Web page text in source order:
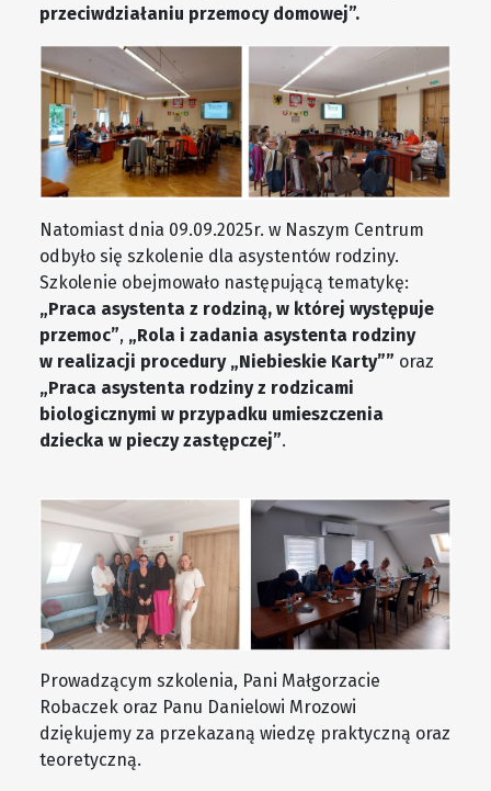
przeciwdziałaniu przemocy domowej”.
Natomiast dnia 09.09.2025r. w Naszym Centrum
odbyło się szkolenie dla asystentów rodziny.
Szkolenie obejmowało następującą tematykę:
„Praca asystenta z rodziną, w której występuje
przemoc”, „Rola i zadania asystenta rodziny
w realizacji procedury „Niebieskie Karty”” oraz
„Praca asystenta rodziny z rodzicami
biologicznymi w przypadku umieszczenia
dziecka w pieczy zastępczej”.
Prowadzącym szkolenia, Pani Małgorzacie
Robaczek oraz Panu Danielowi Mrozowi
dziękujemy za przekazaną wiedzę praktyczną oraz
teoretyczną.